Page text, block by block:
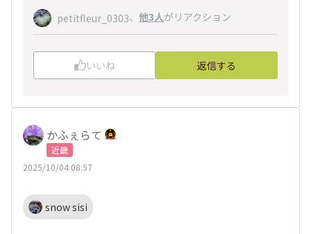
petitfleur_0303、 他3人がリアクション
いいね 返信する
かふぇらて
近畿
2025/10/04 08:57
snow sisi